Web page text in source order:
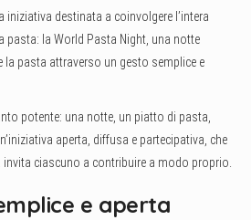
iniziativa destinata a coinvolgere l’intera
pasta: la World Pasta Night, una notte
la pasta attraverso un gesto semplice e
potente: una notte, un piatto di pasta,
aperta, diffusa e partecipativa, che
ciascuno a contribuire a modo proprio.
e aperta